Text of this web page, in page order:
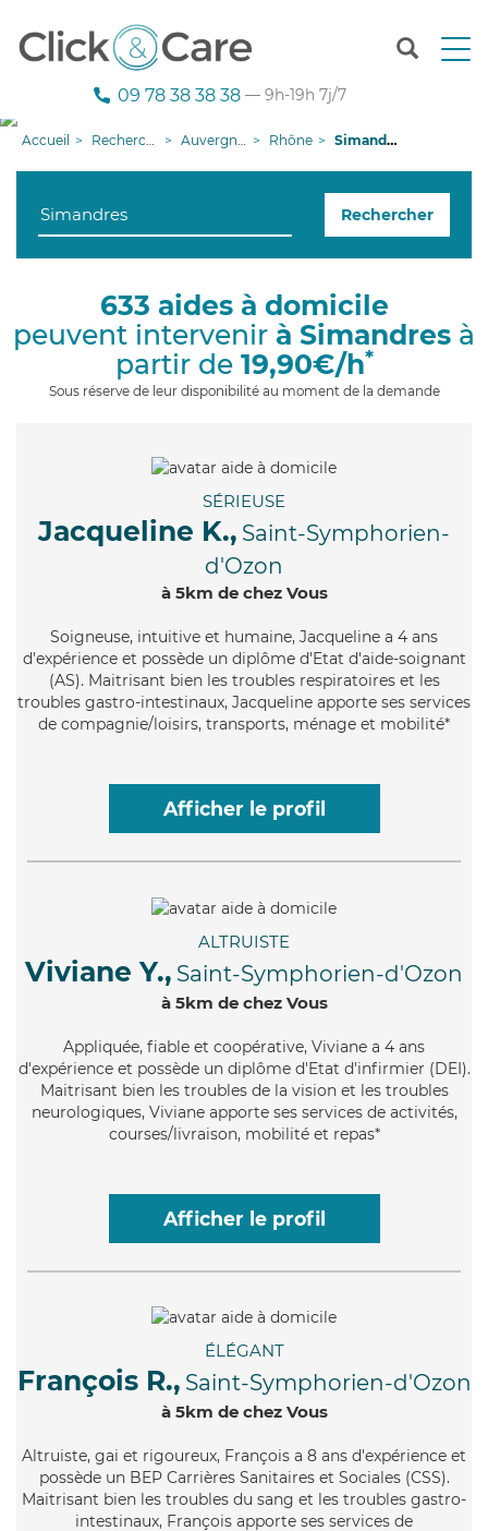
T
n
g
09 78 38 38 38 — 9h-19h 7j/7
Accueil Recherche aide à domicile Auvergne-Rhône-Alpes Rhône Simandres
Rechercher
633 aides à domicile
peuvent intervenir à Simandres à
partir de 19,90€/h*
Sous réserve de leur disponibilité au moment de la demande
SÉRIEUSE
Jacqueline K., Saint-Symphorien-
d'Ozon
à 5km de chez Vous
Soigneuse, intuitive et humaine, Jacqueline a 4 ans
d'expérience et possède un diplôme d'Etat d'aide-soignant
(AS). Maitrisant bien les troubles respiratoires et les
troubles gastro-intestinaux, Jacqueline apporte ses services
de compagnie/loisirs, transports, ménage et mobilité*
Afficher le profil
ALTRUISTE
Viviane Y., Saint-Symphorien-d'Ozon
à 5km de chez Vous
Appliquée, fiable et coopérative, Viviane a 4 ans
d'expérience et possède un diplôme d'Etat d'infirmier (DEI).
Maitrisant bien les troubles de la vision et les troubles
neurologiques, Viviane apporte ses services de activités,
courses/livraison, mobilité et repas*
Afficher le profil
ÉLÉGANT
François R., Saint-Symphorien-d'Ozon
à 5km de chez Vous
Altruiste, gai et rigoureux, François a 8 ans d'expérience et
possède un BEP Carrières Sanitaires et Sociales (CSS).
Maitrisant bien les troubles du sang et les troubles gastro-
intestinaux, François apporte ses services de